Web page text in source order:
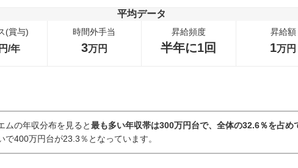
平均データ
(賞与)
/年
時間外手当
3万円
昇給頻度
半年に1回
昇給額
1万円
ムの年収分布を見ると最も多い年収帯は300万円台で、全体の32.6％を占め
で400万円台が23.3％となっています。